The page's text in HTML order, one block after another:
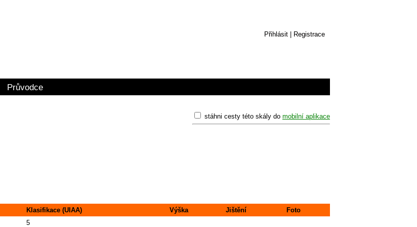
Přihlásit Registrace
Průvodce
stáhni cesty této skály do mobilní aplikace
Klasifikace (UIAA) Výška Jištění
Foto
5